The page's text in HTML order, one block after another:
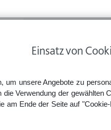
Einsatz von
um unsere Angebote zu
Verwendung der gewählten
am Ende der Seite auf
ist rechtlich nicht unbedingt ein
nicht